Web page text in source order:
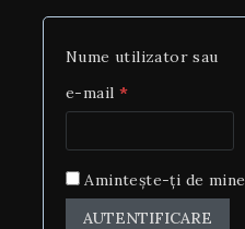
Nume utilizator sau
e-mail *
Amintește-ți de mine
AUTENTIFICARE